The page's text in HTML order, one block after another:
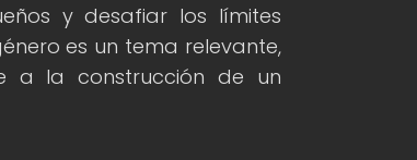
y desafiar los límites
es un tema relevante,
a la construcción de un